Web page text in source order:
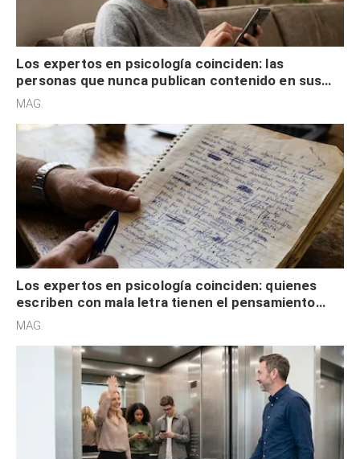
Los expertos en psicología coinciden: las
personas que nunca publican contenido en sus
redes sociales no pretenden buscar validación
MAG.
Los expertos en psicología coinciden: quienes
escriben con mala letra tienen el pensamiento
acelerado y no lo hacen por desinterés
MAG.